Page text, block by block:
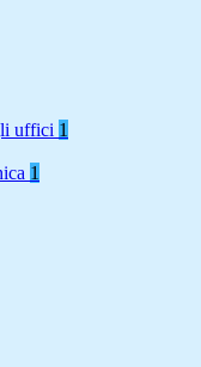
uffici 1
1